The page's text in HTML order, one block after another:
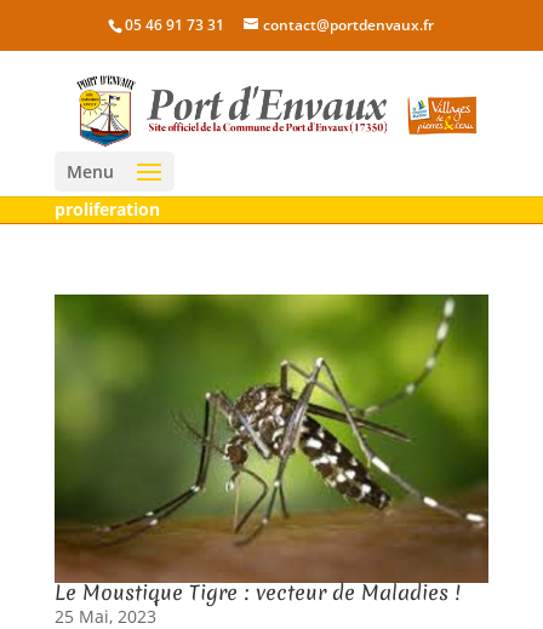
05 46 91 73 31 contact@portdenvaux.fr
Menu
proliferation
Le Moustique Tigre : vecteur de Maladies !
25 Mai, 2023